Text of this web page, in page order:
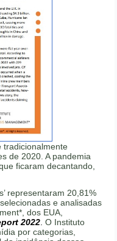
tradicionalmente
de 2020. A pandemia
ficaram decantando,
representaram 20,81%
e analisadas
dos EUA,
2022 O Instituto
por categorias,